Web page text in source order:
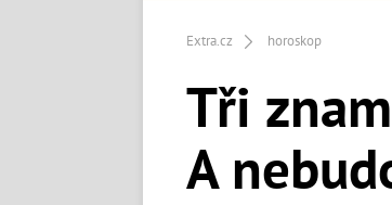
Extra.cz horoskop
Tři
A